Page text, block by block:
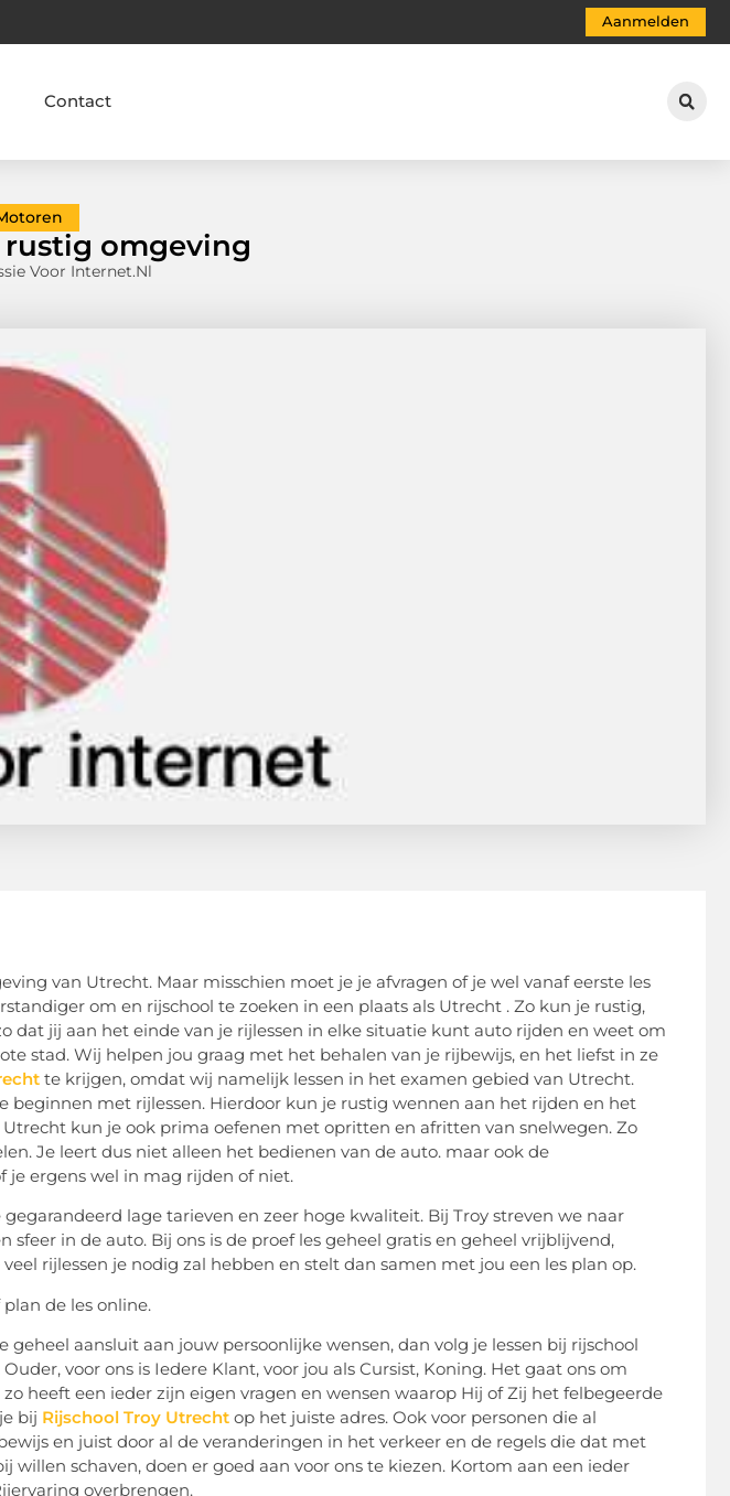
Aanmelden
Contact
rustig omgeving
Voor Internet.nl
van Utrecht. Maar misschien moet je je afvragen of je wel vanaf eerste les
om en rijschool te zoeken in een plaats als Utrecht . Zo kun je rustig,
dat jij aan het einde van je rijlessen in elke situatie kunt auto rijden en weet om
stad. Wij helpen jou graag met het behalen van je rijbewijs, en het liefst in ze
te krijgen, omdat wij namelijk lessen in het examen gebied van Utrecht.
beginnen met rijlessen. Hierdoor kun je rustig wennen aan het rijden en het
kun je ook prima oefenen met opritten en afritten van snelwegen. Zo
Je leert dus niet alleen het bedienen van de auto. maar ook de
je ergens wel in mag rijden of niet.
lage tarieven en zeer hoge kwaliteit. Bij Troy streven we naar
sfeer in de auto. Bij ons is de proef les geheel gratis en geheel vrijblijvend,
rijlessen je nodig zal hebben en stelt dan samen met jou een les plan op.
de les online.
geheel aansluit aan jouw persoonlijke wensen, dan volg je lessen bij rijschool
voor ons is Iedere Klant, voor jou als Cursist, Koning. Het gaat ons om
heeft een ieder zijn eigen vragen en wensen waarop Hij of Zij het felbegeerde
bij Rijschool Troy Utrecht op het juiste adres. Ook voor personen die al
en juist door al de veranderingen in het verkeer en de regels die dat met
willen schaven, doen er goed aan voor ons te kiezen. Kortom aan een ieder
overbrengen.